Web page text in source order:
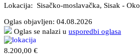
Lokacija: Sisačko-moslavačka, Sisak -
Oglas objavljen: 04.08.2026
Oglas se nalazi u usporedbi oglasa
8.200,00 €